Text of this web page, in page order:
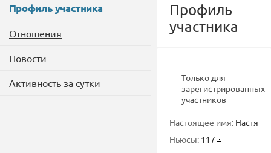
Профиль участника
Отношения
Новости
Активность за сутки
Профиль
участника
Только для
зарегистрированных
участников
Настоящее имя: Настя
Ньюсы: 117